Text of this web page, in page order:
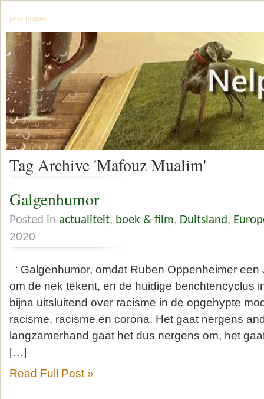
jerry mager
Tag Archive 'Mafouz Mualim'
Galgenhumor
Posted in actualiteit, boek & film, Duitsland,
2020
‘ Galgenhumor, omdat Ruben Oppenheimer
om de nek tekent, en de huidige berichtencyclus
bijna uitsluitend over racisme in de opgehypte
racisme, racisme en corona. Het gaat nergens
langzamerhand gaat het dus nergens om, het
[…]
Read Full Post »